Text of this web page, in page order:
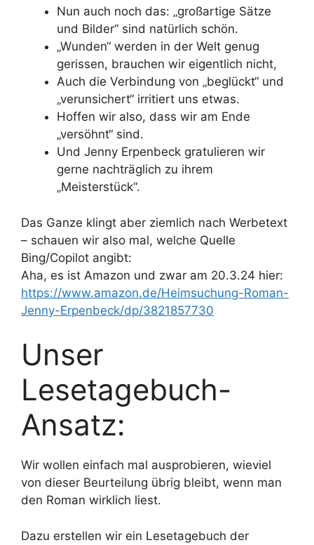
Nun auch noch das: „großartige Sätze
und Bilder“ sind natürlich schön.
„Wunden“ werden in der Welt genug
gerissen, brauchen wir eigentlich nicht,
Auch die Verbindung von „beglückt“ und
„verunsichert“ irritiert uns etwas.
Hoffen wir also, dass wir am Ende
„versöhnt“ sind.
Und Jenny Erpenbeck gratulieren wir
gerne nachträglich zu ihrem
„Meisterstück“.
Das Ganze klingt aber ziemlich nach Werbetext
– schauen wir also mal, welche Quelle
Bing/Copilot angibt:
Aha, es ist Amazon und zwar am 20.3.24 hier:
https://www.amazon.de/Heimsuchung-Roman-
Jenny-Erpenbeck/dp/3821857730
Unser
Lesetagebuch-
Ansatz:
Wir wollen einfach mal ausprobieren, wieviel
von dieser Beurteilung übrig bleibt, wenn man
den Roman wirklich liest.
Dazu erstellen wir ein Lesetagebuch der